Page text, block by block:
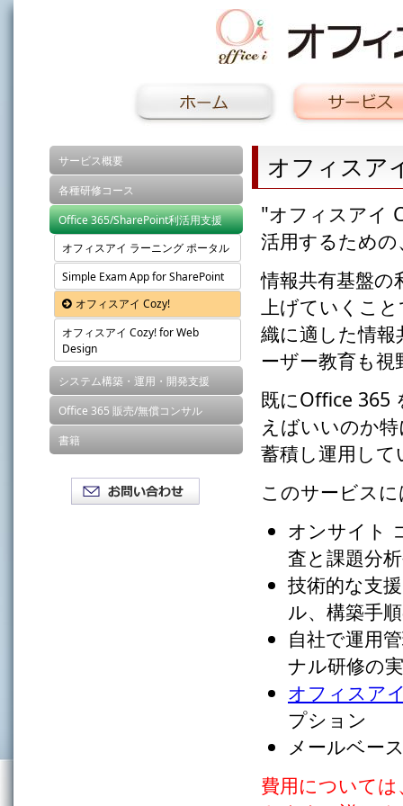
サービス概要
各種研修コース
Office 365/SharePoint利活用支援
オフィスアイ ラーニング ポータル
Simple Exam App for SharePoint
オフィスアイ Cozy!
オフィスアイ Cozy! for Web
Design
システム構築・運用・開発支援
Office 365 販売/無償コンサル
書籍
オフィスア
"オフィスアイ
活用するため
情報共有基盤
上げていくこ
織に適した情
ーザー教育も
既にOffice 365
えばいいのか
蓄積し運用し
このサービス
オンサイト
査と課題分
技術的な支
ル、構築手
自社で運用
ナル研修の
オフィスア
プション
メールベー
費用について